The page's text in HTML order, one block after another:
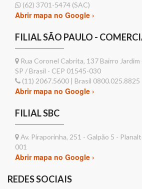
(62) 3701-5474 (SAC)
Abrir mapa no Google ›
FILIAL SÃO PAULO -
Rua Coronel Cabrita, 137 Bairro Jardim
SP / Brasil - CEP 01545-030
(11) 2067.5600 | Brasil 0800.025.8825
Abrir mapa no Google ›
FILIAL SBC
Av. Piraporinha, 251 - Galpão 5 -
001
Abrir mapa no Google ›
REDES SOCIAIS